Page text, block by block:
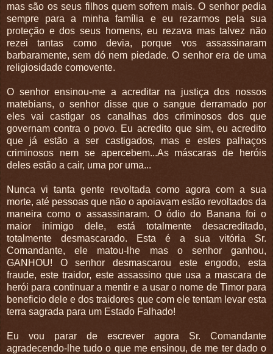
mas são os seus filhos quem sofrem mais. O senhor pedia
sempre para a minha família e eu rezarmos pela sua
proteção e dos seus homens, eu rezava mas talvez não
rezei tantas como devia, porque vos assassinaram
barbaramente, sem dó nem piedade. O senhor era de uma
religiosidade comovente.
O senhor ensinou-me a acreditar na justiça dos nossos
matebians, o senhor disse que o sangue derramado por
eles vai castigar os canalhas dos criminosos dos que
governam contra o povo. Eu acredito que sim, eu acredito
que já estão a ser castigados, mas e estes palhaços
criminosos nem se apercebem...As máscaras de heróis
deles estão a cair, uma por uma...
Nunca vi tanta gente revoltada como agora com a sua
morte, até pessoas que não o apoiavam estão revoltados da
maneira como o assassinaram. O ódio do Banana foi o
maior inimigo dele, está totalmente desacreditado,
totalmente desmascarado. Esta é a sua vitória Sr.
Comandante, ele matou-lhe mas o senhor ganhou,
GANHOU! O senhor desmascarou este engodo, esta
fraude, este traidor, este assassino que usa a mascara de
herói para continuar a mentir e a usar o nome de Timor para
beneficio dele e dos traidores que com ele tentam levar esta
terra sagrada para um Estado Falhado!
Eu vou parar de escrever agora Sr. Comandante
agradecendo-lhe tudo o que me ensinou, de me ter dado o